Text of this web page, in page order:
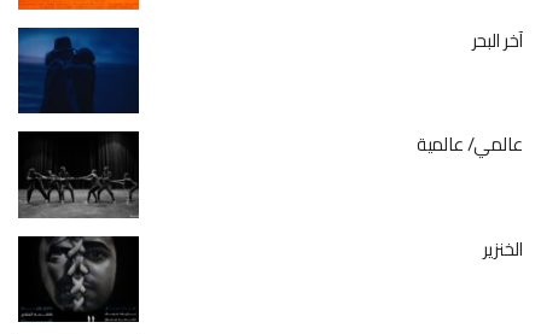
آخر البحر
عالمي/ عالمية
الخنزير